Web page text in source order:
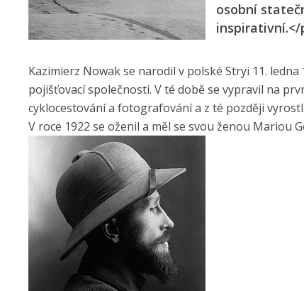
osobní
inspirativní.</
Kazimierz Nowak se narodil v polské Stryi 11.
pojišťovací společnosti. V té době se vypravil na
cyklocestování a fotografování a z té později
V roce 1922 se oženil a měl se svou ženou Mariou